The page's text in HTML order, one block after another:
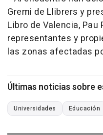
Gremi de Llibrers y
Libro de Valencia,
representantes y
las zonas afectadas
Últimas noticias sobre
Universidades Educación